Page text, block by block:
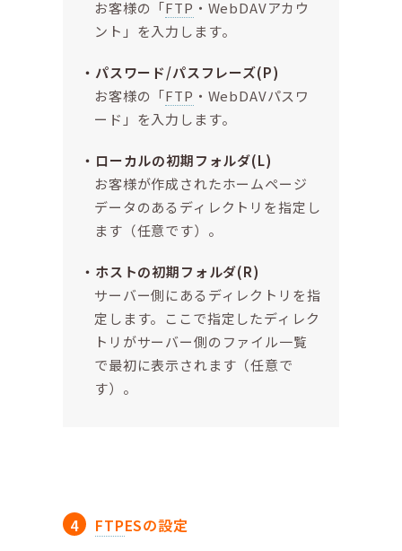
お客様の「FTP ・WebDAVアカウ
ント」を入力します。
パスワード/パスフレーズ(P)
お客様の「FTP ・WebDAVパスワ
ード」を入力します。
ローカルの初期フォルダ(L)
お客様が作成されたホームページ
データのあるディレクトリを指定し
ます（任意です）。
ホストの初期フォルダ(R)
サーバー側にあるディレクトリを指
定します。ここで指定したディレク
トリがサーバー側のファイル一覧
で最初に表示されます（任意で
す）。
FTPESの設定